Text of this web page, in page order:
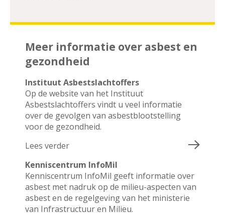
Meer informatie over asbest en
gezondheid
Instituut Asbestslachtoffers
Op de website van het Instituut
Asbestslachtoffers vindt u veel informatie
over de gevolgen van asbestblootstelling
voor de gezondheid.
Lees verder
Kenniscentrum InfoMil
Kenniscentrum InfoMil geeft informatie over
asbest met nadruk op de milieu-aspecten van
asbest en de regelgeving van het ministerie
van Infrastructuur en Milieu.